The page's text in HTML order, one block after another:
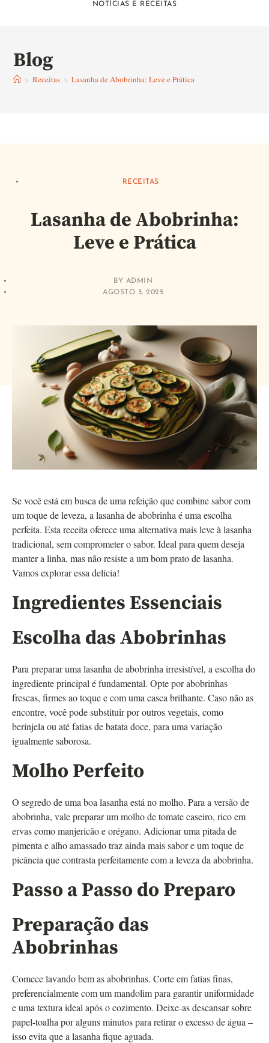
NOTÍCIAS E RECEITAS
Blog
> Receitas > Lasanha de Abobrinha: Leve e Prática
RECEITAS
Lasanha de Abobrinha:
Leve e Prática
BY ADMIN
AGOSTO 3, 2025
Se você está em busca de uma refeição que combine sabor com
um toque de leveza, a lasanha de abobrinha é uma escolha
perfeita. Esta receita oferece uma alternativa mais leve à lasanha
tradicional, sem comprometer o sabor. Ideal para quem deseja
manter a linha, mas não resiste a um bom prato de lasanha.
Vamos explorar essa delícia!
Ingredientes Essenciais
Escolha das Abobrinhas
Para preparar uma lasanha de abobrinha irresistível, a escolha do
ingrediente principal é fundamental. Opte por abobrinhas
frescas, firmes ao toque e com uma casca brilhante. Caso não as
encontre, você pode substituir por outros vegetais, como
berinjela ou até fatias de batata doce, para uma variação
igualmente saborosa.
Molho Perfeito
O segredo de uma boa lasanha está no molho. Para a versão de
abobrinha, vale preparar um molho de tomate caseiro, rico em
ervas como manjericão e orégano. Adicionar uma pitada de
pimenta e alho amassado traz ainda mais sabor e um toque de
picância que contrasta perfeitamente com a leveza da abobrinha.
Passo a Passo do Preparo
Preparação das
Abobrinhas
Comece lavando bem as abobrinhas. Corte em fatias finas,
preferencialmente com um mandolim para garantir uniformidade
e uma textura ideal após o cozimento. Deixe-as descansar sobre
papel-toalha por alguns minutos para retirar o excesso de água –
isso evita que a lasanha fique aguada.